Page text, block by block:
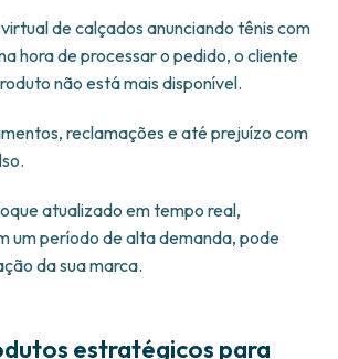
de calçados anunciando tênis com
hora de processar o pedido, o cliente
não está mais disponível.
reclamações e até prejuízo com
atualizado em tempo real,
um período de alta demanda, pode
da sua marca.
estratégicos para